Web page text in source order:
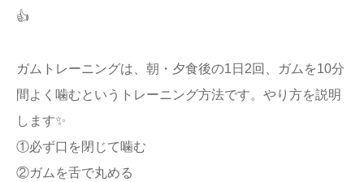
👍
ガムトレーニングは、朝・夕食後の1日2回、ガムを10分
間よく噛むというトレーニング方法です。やり方を説明
します✨
①必ず口を閉じて噛む
②ガムを舌で丸める